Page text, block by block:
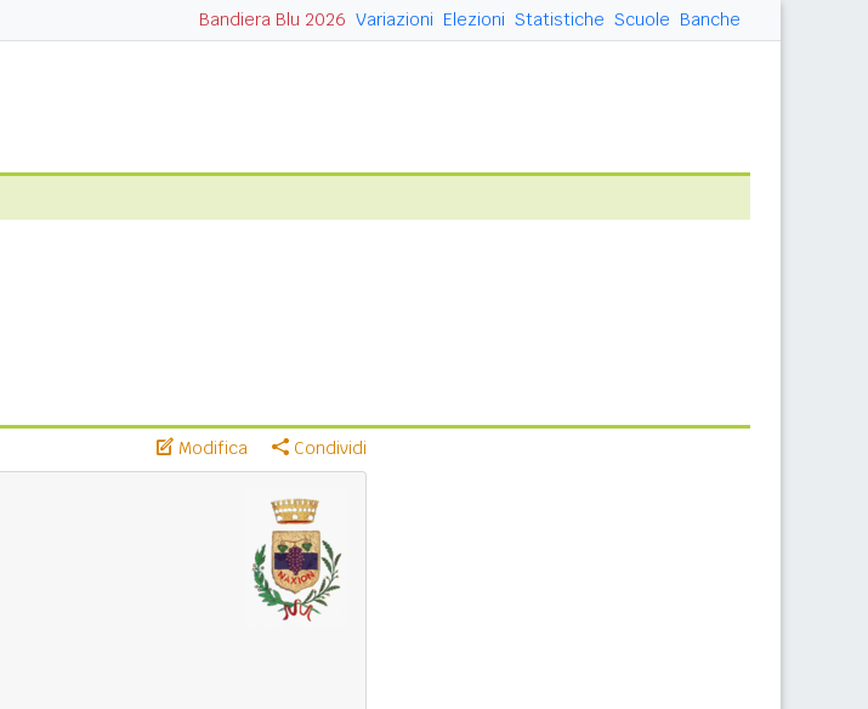
Bandiera Blu 2026 Variazioni Elezioni Statistiche Scuole Banche
Modifica Condividi